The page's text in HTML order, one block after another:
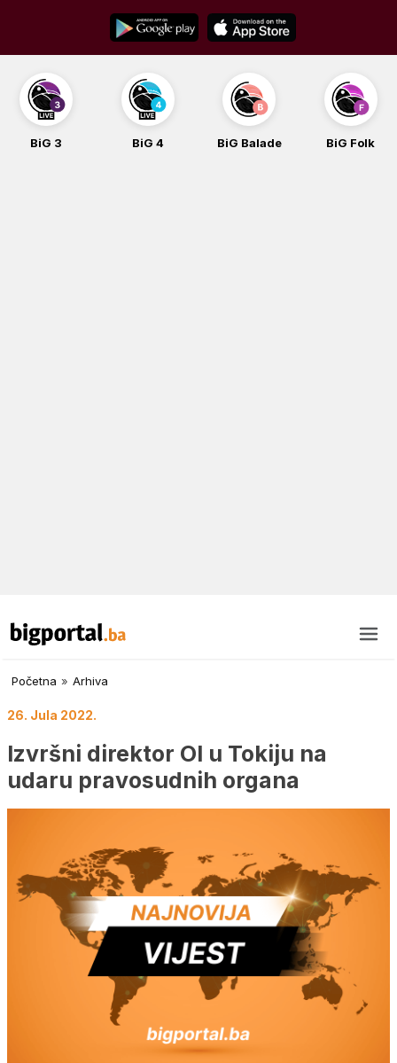
content
BiG 3 BiG 4 BiG Balade BiG Folk
Početna » Arhiva
26. Jula 2022.
Izvršni direktor OI u Tokiju na
udaru pravosudnih organa